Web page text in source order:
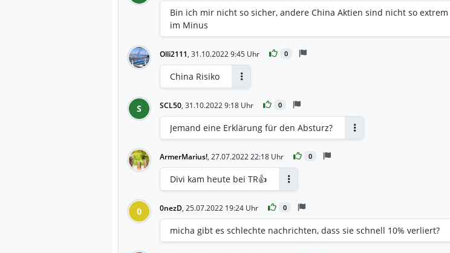
Bin ich mir nicht so sicher, andere China Aktien sind nicht so extrem
im Minus
Olli2111, 31.10.2022 9:45 Uhr 0
China Risiko
S SCL50, 31.10.2022 9:18 Uhr 0
Jemand eine Erklärung für den Absturz?
ArmerMarius!, 27.07.2022 22:18 Uhr 0
Divi kam heute bei TR👍
0 0nezD, 25.07.2022 19:24 Uhr 0
micha gibt es schlechte nachrichten, dass sie schnell 10% verliert?